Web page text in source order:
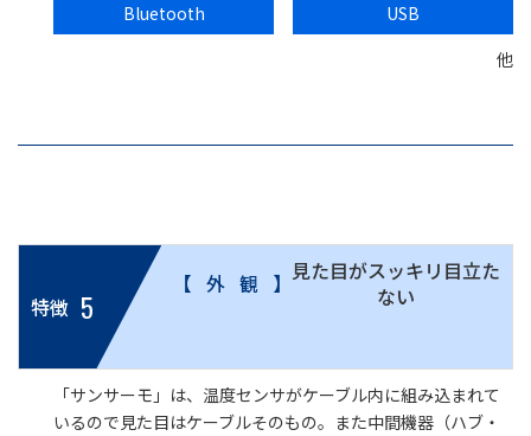
Bluetooth
USB
他
特徴 5
【外観】 見た目がスッキリ目立た
ない
「サンサーモ」は、温度センサがケーブル内に組み込まれて
いるので見た目はケーブルそのもの。また中間機器（ハブ・